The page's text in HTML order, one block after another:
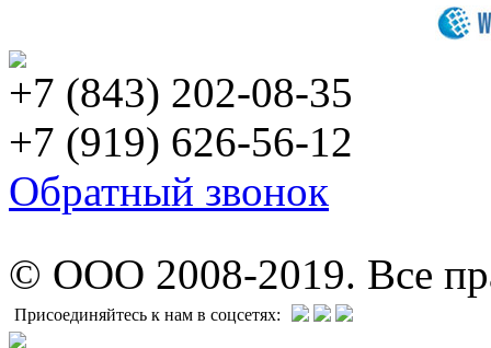
+7 (843) 202-08-35
+7 (919) 626-56-12
Обратный звонок
© ООО 2008-2019. Все
Присоединяйтесь к нам в соцсетях: